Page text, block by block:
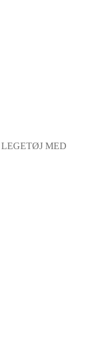
LEGETØJ MED